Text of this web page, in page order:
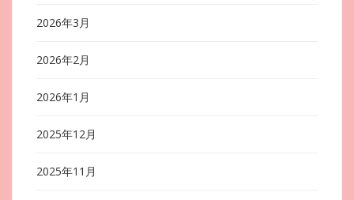
2026年3月
2026年2月
2026年1月
2025年12月
2025年11月